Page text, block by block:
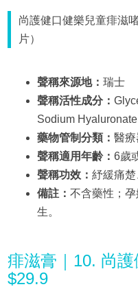
尚護健口健樂兒童痱滋
片）
聲稱來源地： 瑞士
聲稱活性成分：
Sodium Hyaluronate
藥物管制分類： 醫療
聲稱適用年齡： 6歲
聲稱功效： 紓緩痛
備註： 不含藥性；
生。
痱滋膏｜10. 尚
$29.9